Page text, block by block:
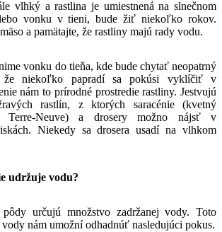
vlhký a rastlina je umiestnená na slnečnom
vonku v tieni, bude žiť niekoľko rokov.
a pamätajte, že rastliny majú rady vodu.
vonku do tieňa, kde bude chytať neopatrný
že niekoľko papradí sa pokúsi vyklíčiť v
nám to prírodné prostredie rastliny. Jestvujú
rastlín, z ktorých saracénie (kvetný
Terre-Neuve) a drosery možno nájsť v
Niekedy sa drosera usadí na vlhkom
udržuje vodu?
určujú množstvo zadržanej vody. Toto
nám umožní odhadnúť nasledujúci pokus.